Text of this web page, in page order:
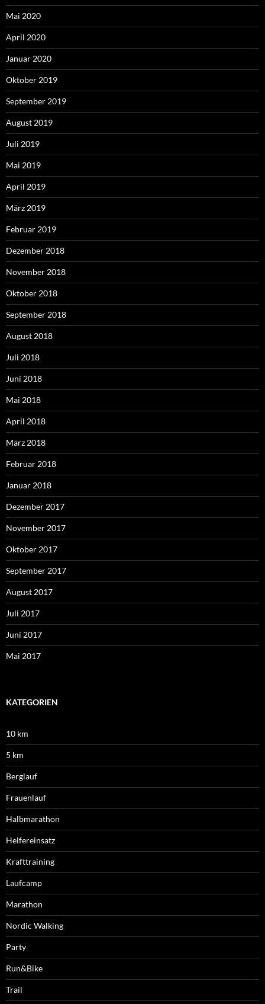
Mai 2020
April 2020
Januar 2020
Oktober 2019
September 2019
August 2019
Juli 2019
Mai 2019
April 2019
März 2019
Februar 2019
Dezember 2018
November 2018
Oktober 2018
September 2018
August 2018
Juli 2018
Juni 2018
Mai 2018
April 2018
März 2018
Februar 2018
Januar 2018
Dezember 2017
November 2017
Oktober 2017
September 2017
August 2017
Juli 2017
Juni 2017
Mai 2017
KATEGORIEN
10 km
5 km
Berglauf
Frauenlauf
Halbmarathon
Helfereinsatz
Krafttraining
Laufcamp
Marathon
Nordic Walking
Party
Run&Bike
Trail